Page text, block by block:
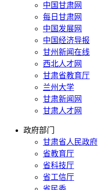
中国甘肃网
每日甘肃网
中国发展网
中国经济导报
甘州新闻在线
西北人才网
甘肃省教育厅
兰州大学
甘肃新闻网
甘肃人才网
政府部门
甘肃省人民政府
省教育厅
省科技厅
省工信厅